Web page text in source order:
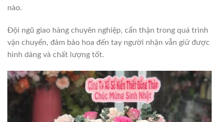
nào.
Đội ngũ giao hàng chuyên nghiệp, cẩn thận trong quá trình
vận chuyển, đảm bảo hoa đến tay người nhận vẫn giữ được
hình dáng và chất lượng tốt.